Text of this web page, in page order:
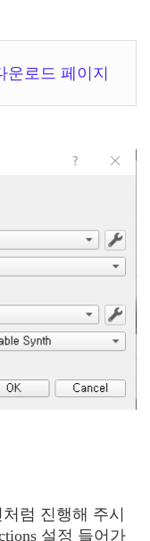
운로드 페이지
럼 진행해 주시
설정 들어가